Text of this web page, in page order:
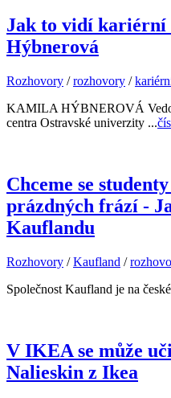
Jak to vidí kariérní
Hýbnerová
Rozhovory /rozhovory /
KAMILA HÝBNEROVÁ
centra Ostravské univerzity ...
Chceme se
prázdných frází -
Kauflandu
Rozhovory /Kaufland /
Společnost Kaufland je na
V IKEA se může
Nalieskin z Ikea